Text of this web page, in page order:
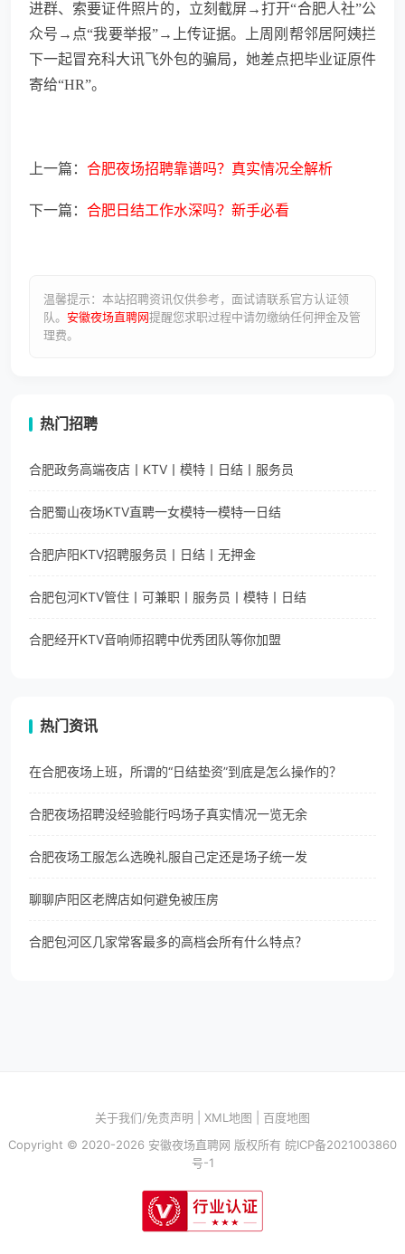
进群、索要证件照片的，立刻截屏→打开“合肥人社”公
众号→点“我要举报”→上传证据。上周刚帮邻居阿姨拦
下一起冒充科大讯飞外包的骗局，她差点把毕业证原件
寄给“HR”。
上一篇： 合肥夜场招聘靠谱吗？真实情况全解析
下一篇： 合肥日结工作水深吗？新手必看
温馨提示：本站招聘资讯仅供参考，面试请联系官方认证领
队。 安徽夜场直聘网提醒您求职过程中请勿缴纳任何押金及管
理费。
热门招聘
合肥政务高端夜店丨KTV丨模特丨日结丨服务员
合肥蜀山夜场KTV直聘一女模特一模特一日结
合肥庐阳KTV招聘服务员丨日结丨无押金
合肥包河KTV管住丨可兼职丨服务员丨模特丨日结
合肥经开KTV音响师招聘中优秀团队等你加盟
热门资讯
在合肥夜场上班，所谓的“日结垫资”到底是怎么操作的？
合肥夜场招聘没经验能行吗场子真实情况一览无余
合肥夜场工服怎么选晚礼服自己定还是场子统一发
聊聊庐阳区老牌店如何避免被压房
合肥包河区几家常客最多的高档会所有什么特点？
关于我们/免责声明 XML地图
百度地图
Copyright © 2020-2026 安徽夜场直聘网 版权所有 皖ICP备2021003860
号-1